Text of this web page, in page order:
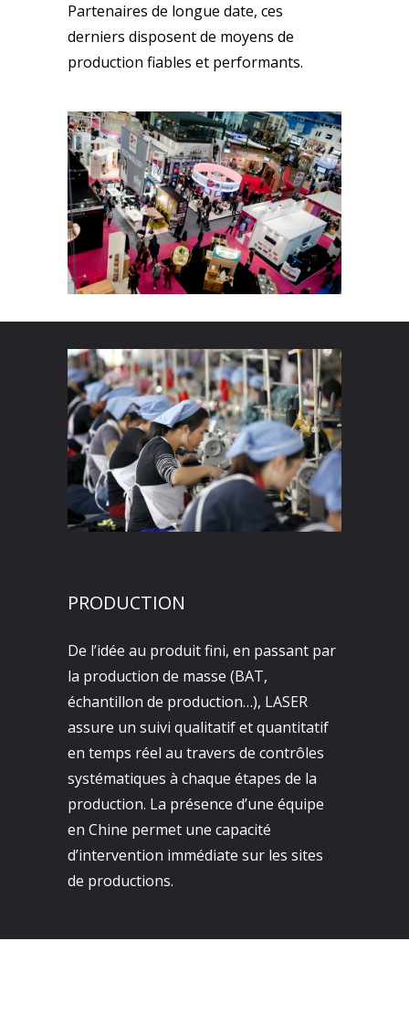
Partenaires de longue date, ces
derniers disposent de moyens de
production fiables et performants.
PRODUCTION
De l’idée au produit fini, en passant par
la production de masse (BAT,
échantillon de production…), LASER
assure un suivi qualitatif et quantitatif
en temps réel au travers de contrôles
systématiques à chaque étapes de la
production. La présence d’une équipe
en Chine permet une capacité
d’intervention immédiate sur les sites
de productions.